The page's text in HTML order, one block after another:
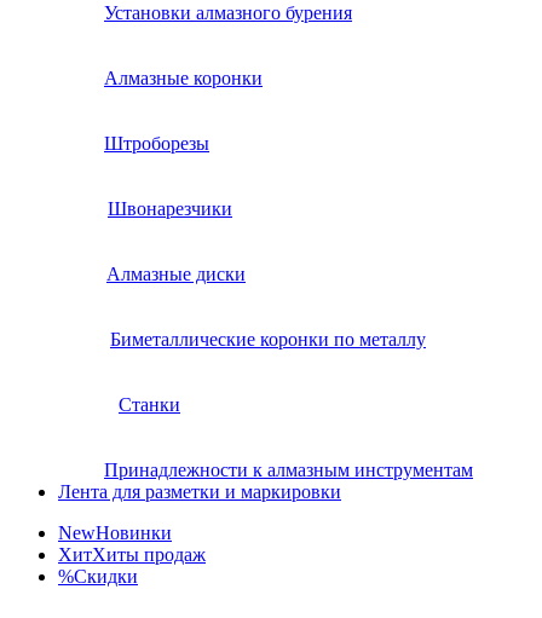
Установки алмазного бурения
Алмазные коронки
Штроборезы
Швонарезчики
Алмазные диски
Биметаллические коронки по металлу
Станки
Принадлежности к алмазным инструментам
Лента для разметки и маркировки
NewНовинки
ХитХиты продаж
%Скидки